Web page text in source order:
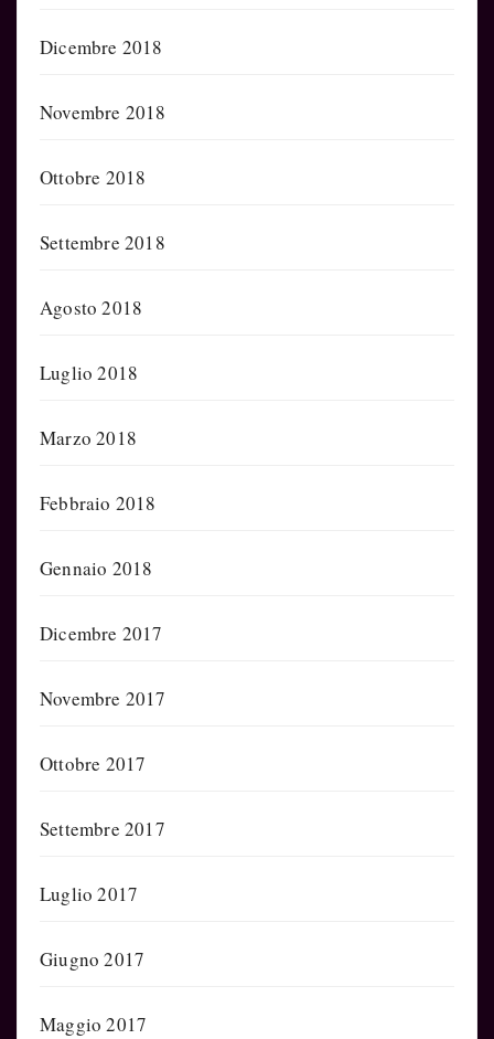
Dicembre 2018
Novembre 2018
Ottobre 2018
Settembre 2018
Agosto 2018
Luglio 2018
Marzo 2018
Febbraio 2018
Gennaio 2018
Dicembre 2017
Novembre 2017
Ottobre 2017
Settembre 2017
Luglio 2017
Giugno 2017
Maggio 2017